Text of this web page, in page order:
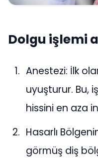
Dolgu işlemi
Anestezi: İlk
uyuşturur. Bu,
hissini en aza
Hasarlı
görmüş diş